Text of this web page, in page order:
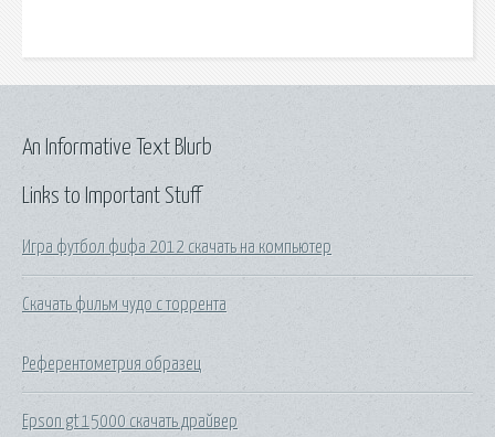
Links to Important Stuff
Игра футбол фифа 2012 скачать на компьютер
Скачать фильм чудо с торрента
Референтометрия образец
Epson gt 15000 скачать драйвер
An Informative Text Blurb